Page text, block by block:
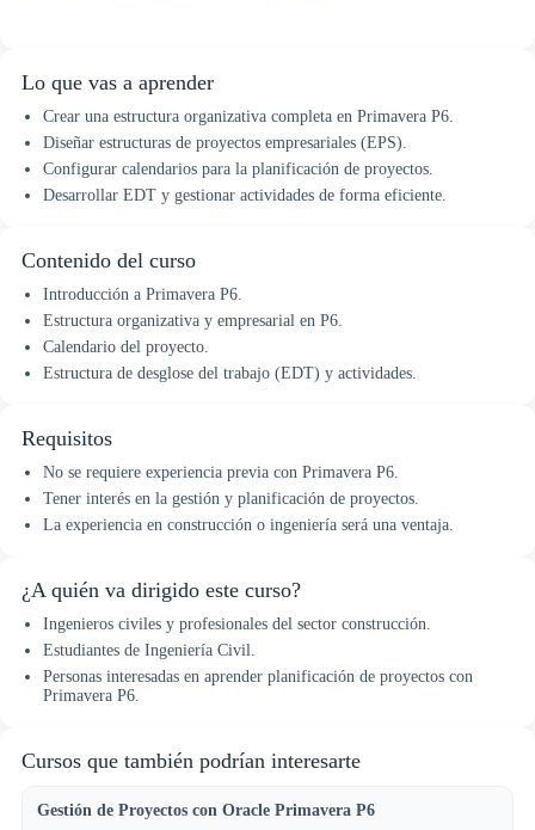
Lo que vas a aprender
Crear una estructura organizativa completa en Primavera P6.
Diseñar estructuras de proyectos empresariales (EPS).
Configurar calendarios para la planificación de proyectos.
Desarrollar EDT y gestionar actividades de forma eficiente.
Contenido del curso
Introducción a Primavera P6.
Estructura organizativa y empresarial en P6.
Calendario del proyecto.
Estructura de desglose del trabajo (EDT) y actividades.
Requisitos
No se requiere experiencia previa con Primavera P6.
Tener interés en la gestión y planificación de proyectos.
La experiencia en construcción o ingeniería será una ventaja.
¿A quién va dirigido este curso?
Ingenieros civiles y profesionales del sector construcción.
Estudiantes de Ingeniería Civil.
Personas interesadas en aprender planificación de proyectos con
Primavera P6.
Cursos que también podrían interesarte
Gestión de Proyectos con Oracle Primavera P6